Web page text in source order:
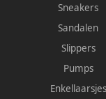
Sneakers
Sandalen
Slippers
Pumps
Enkellaarsjes